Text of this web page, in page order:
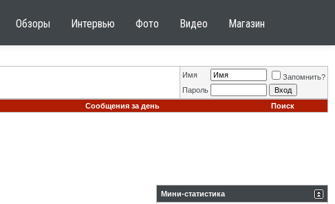
Обзоры Интервью Фото Видео Магазин
Имя
Запомнить?
Пароль
Сообщения за день Поиск
Мини-статистика